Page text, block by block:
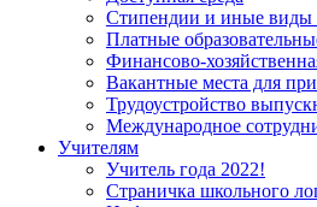
Стипендии и иные виды
Платные
Финансово-
Вакантные места для
Трудоустройство
Международное
Учителям
Учитель года 2022!
Страничка школьного